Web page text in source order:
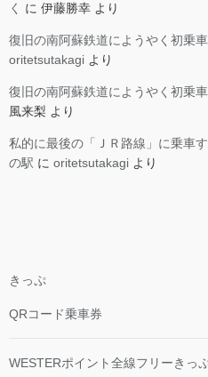
く
に 伊藤勝幸 より
復旧の南阿蘇鉄道にようやく初乗
oritetsutakagi より
復旧の南阿蘇鉄道にようやく初乗
風来梨 より
私的に最後の「ＪＲ路線」に乗車
の駅 に oritetsutakagi より
きっぷ
QRコード乗車券
WESTERポイント全線フリーきっ